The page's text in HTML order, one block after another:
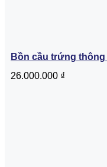
Bồn cầu trứng thông
26.000.000 ₫